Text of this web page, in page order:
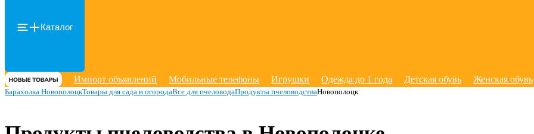
Каталог
Импорт объявлений Мобильные телефоны Игрушки Одежда до 1 года Детская обувь Женская обувь
Барахолка НовополоцкТовары для сада и огородаВсе для пчеловодаПродукты пчеловодстваНовополоцк